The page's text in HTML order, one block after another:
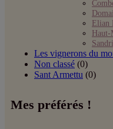
Elian
Haut-
Les vignerons du
Non classé (0)
Sant Armettu (0)
Mes préférés !